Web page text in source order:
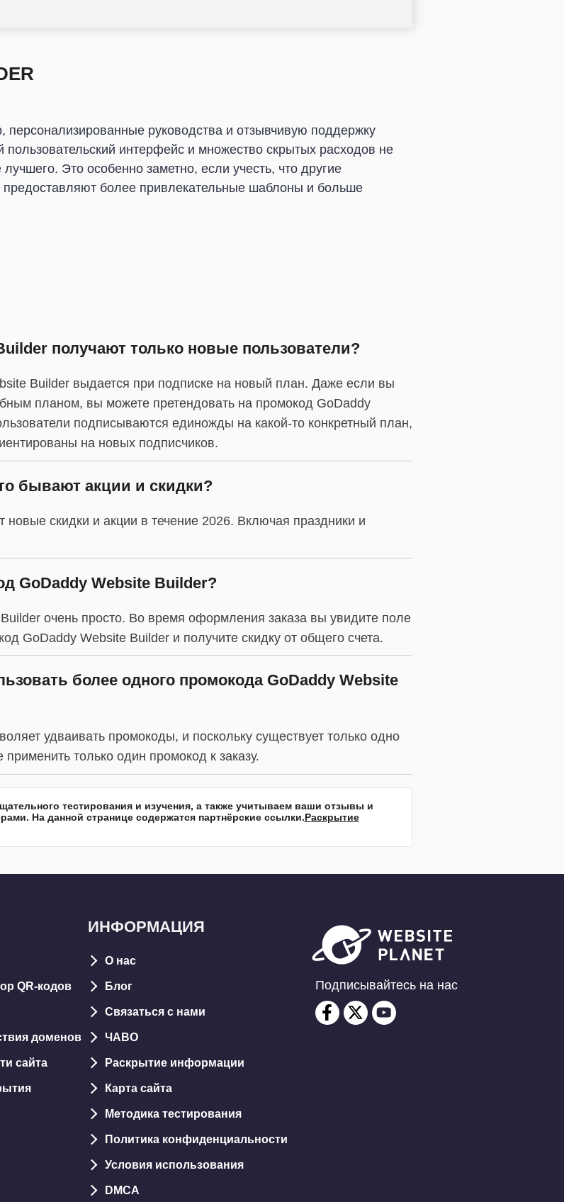
персонализированные руководства и отзывчивую поддержку
интерфейс и множество скрытых расходов не
Это особенно заметно, если учесть, что другие
предоставляют более привлекательные шаблоны и больше
получают только новые пользователи?
Builder выдается при подписке на новый план. Даже если вы
планом, вы можете претендовать на промокод GoDaddy
подписываются единожды на какой-то конкретный план,
на новых подписчиков.
бывают акции и скидки?
скидки и акции в течение 2026. Включая праздники и
GoDaddy Website Builder?
очень просто. Во время оформления заказа вы увидите поле
GoDaddy Website Builder и получите скидку от общего счета.
более одного промокода GoDaddy Website
удваивать промокоды, и поскольку существует только одно
только один промокод к заказу.
тестирования и изучения, а также учитываем ваши отзывы и
На данной странице содержатся партнёрские ссылки.Раскрытие
QR-кодов
доменов
сайта
ИНФОРМАЦИЯ
О нас
Блог
Связаться с нами
ЧАВО
Раскрытие информации
Карта сайтa
Методика тестирования
Политика конфиденциальности
Условия использования
DMCA
Подписывайтесь на нас